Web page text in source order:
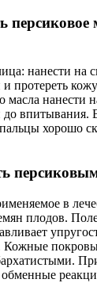
нанести на
протереть
масла нанести
впитывания.
хорошо
в
плодов.
покровы